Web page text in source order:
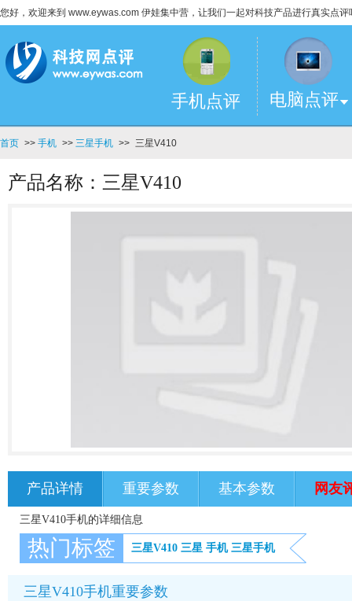
您好，欢迎来到 www.eywas.com 伊娃集中营，让我们一起对科技产品进行真实点评
手机点评 电脑点评
首页 >> 手机 >> 三星手机 >> 三星V410
产品名称：三星V410
产品详情 重要参数 基本参数 网友
三星V410手机的详细信息
热门标签 三星V410 三星 手机 三星手机
三星V410手机重要参数